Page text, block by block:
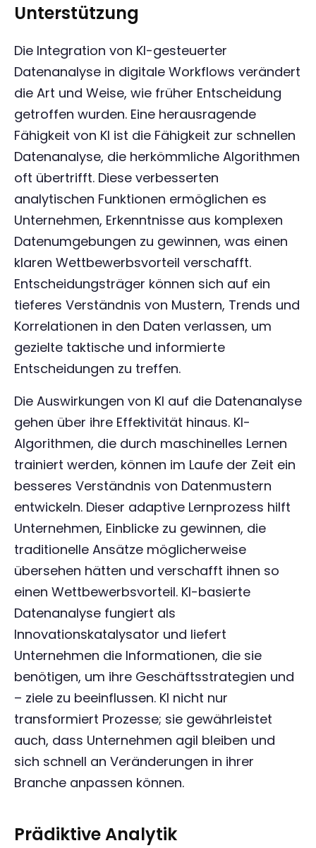
Unterstützung
Die Integration von KI-gesteuerter
Datenanalyse in digitale Workflows verändert
die Art und Weise, wie früher Entscheidung
getroffen wurden. Eine herausragende
Fähigkeit von KI ist die Fähigkeit zur schnellen
Datenanalyse, die herkömmliche Algorithmen
oft übertrifft. Diese verbesserten
analytischen Funktionen ermöglichen es
Unternehmen, Erkenntnisse aus komplexen
Datenumgebungen zu gewinnen, was einen
klaren Wettbewerbsvorteil verschafft.
Entscheidungsträger können sich auf ein
tieferes Verständnis von Mustern, Trends und
Korrelationen in den Daten verlassen, um
gezielte taktische und informierte
Entscheidungen zu treffen.
Die Auswirkungen von KI auf die Datenanalyse
gehen über ihre Effektivität hinaus. KI-
Algorithmen, die durch maschinelles Lernen
trainiert werden, können im Laufe der Zeit ein
besseres Verständnis von Datenmustern
entwickeln. Dieser adaptive Lernprozess hilft
Unternehmen, Einblicke zu gewinnen, die
traditionelle Ansätze möglicherweise
übersehen hätten und verschafft ihnen so
einen Wettbewerbsvorteil. KI-basierte
Datenanalyse fungiert als
Innovationskatalysator und liefert
Unternehmen die Informationen, die sie
benötigen, um ihre Geschäftsstrategien und
– ziele zu beeinflussen. KI nicht nur
transformiert Prozesse; sie gewährleistet
auch, dass Unternehmen agil bleiben und
sich schnell an Veränderungen in ihrer
Branche anpassen können.
Prädiktive Analytik